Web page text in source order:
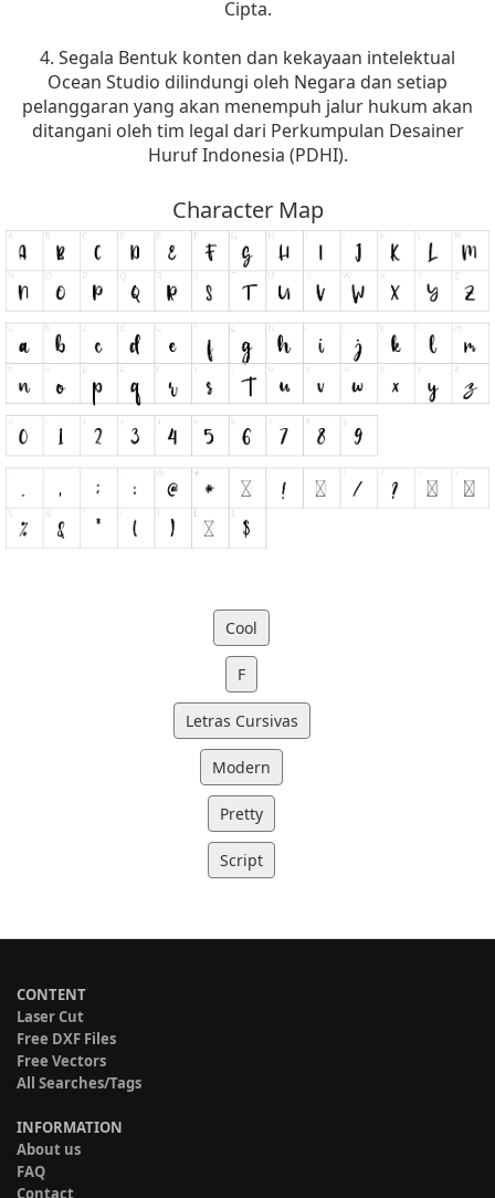
Cipta.
4. Segala Bentuk konten dan kekayaan intelektual
Ocean Studio dilindungi oleh Negara dan setiap
pelanggaran yang akan menempuh jalur hukum akan
ditangani oleh tim legal dari Perkumpulan Desainer
Huruf Indonesia (PDHI).
Character Map
Cool
F
Letras Cursivas
Modern
Pretty
Script
CONTENT
Laser Cut
Free DXF Files
Free Vectors
All Searches/Tags
INFORMATION
About us
FAQ
Contact